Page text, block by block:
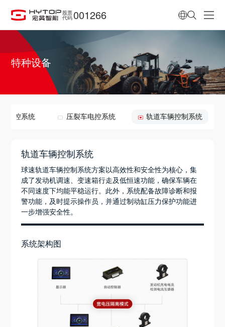
股票
代码 001266
特种设备
电控系统 压裂车电控系统 轨道车辆控制系统
轨道车辆控制系统
球速轨道车辆控制系统方案以高效性和安全性为核心，集
成了发动机调速、变速箱行走及低恒速功能，确保车辆在
不同速度下均能平稳运行。此外，系统配备故障诊断和报
警功能，及时提示操作员，并通过制动缸压力保护功能进
一步增强安全性。
系统架构图